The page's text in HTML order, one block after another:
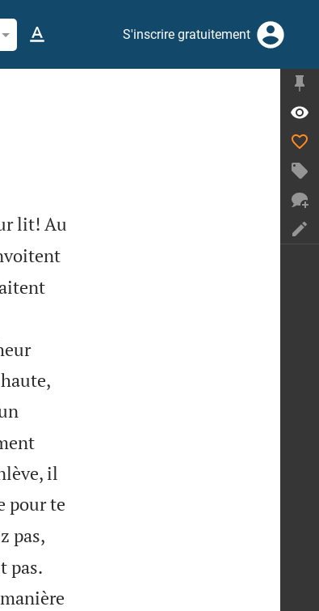
d'un verset biblique ou motS'inscrire gratuitement
lit! Au
il
pour te
pas,
pas.